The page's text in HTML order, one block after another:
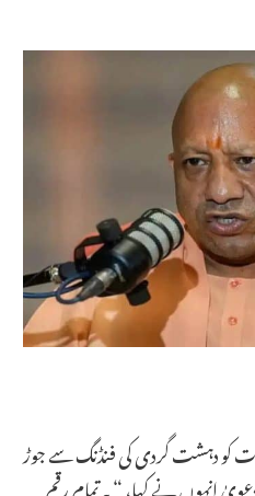
کو دہشت گردی کی فنڈنگ ​​سے جوڑ
دعویٰ انہوں نے کہا، “یہ تمام رقم